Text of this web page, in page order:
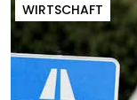
WIRTSCHAFT